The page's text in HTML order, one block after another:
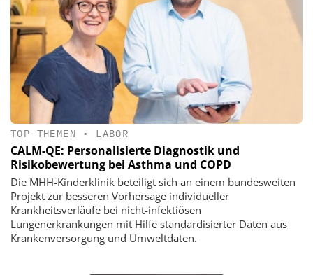
TOP-THEMEN • LABOR
CALM-QE: Personalisierte Diagnostik und
Risikobewertung bei Asthma und COPD
Die MHH-Kinderklinik beteiligt sich an einem bundesweiten
Projekt zur besseren Vorhersage individueller
Krankheitsverläufe bei nicht-infektiösen
Lungenerkrankungen mit Hilfe standardisierter Daten aus
Krankenversorgung und Umweltdaten.